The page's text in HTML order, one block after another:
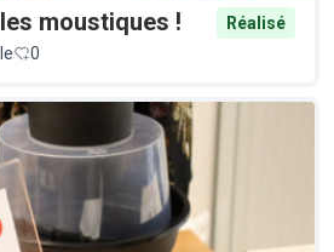
moustiques !
Réalisé
0